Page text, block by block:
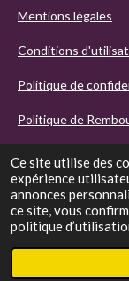
Ce site utilise des
expérience
annonces
ce site, vous
politique
Mentions légales
Conditions
Politique de
Politique de